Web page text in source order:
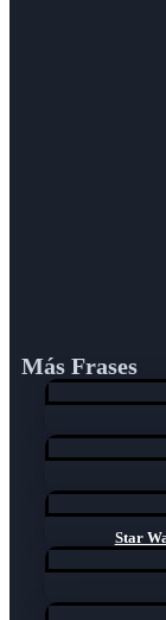
Más Frases
Star